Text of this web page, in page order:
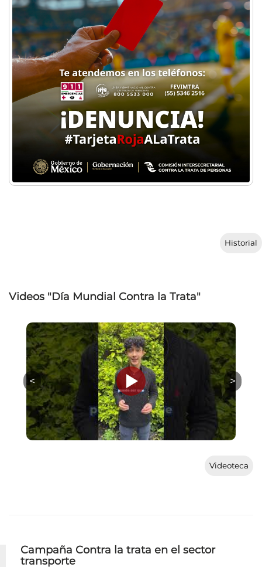
Historial
Videos "Día Mundial Contra la Trata"
Videoteca
Campaña Contra la trata en el sector
transporte